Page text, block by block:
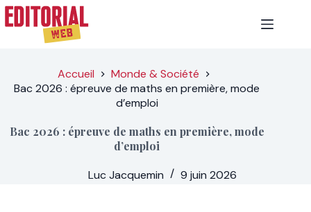
Passer
au
Accueil
Monde & Société
Bac 2026 : épreuve de maths en première, mode
d’emploi
Bac 2026 : épreuve de maths en première, mode
d’emploi
Luc Jacquemin
9 juin 2026